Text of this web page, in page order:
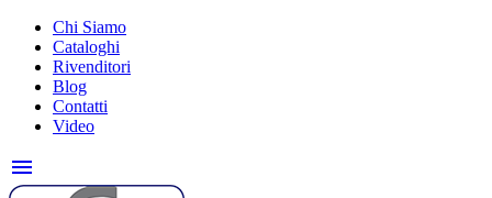
Chi Siamo
Cataloghi
Rivenditori
Blog
Contatti
Video
menu